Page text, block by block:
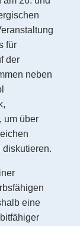
für
der
neben
um über
diskutieren.
eine